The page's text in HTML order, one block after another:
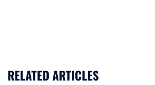
RELATED ARTICLES